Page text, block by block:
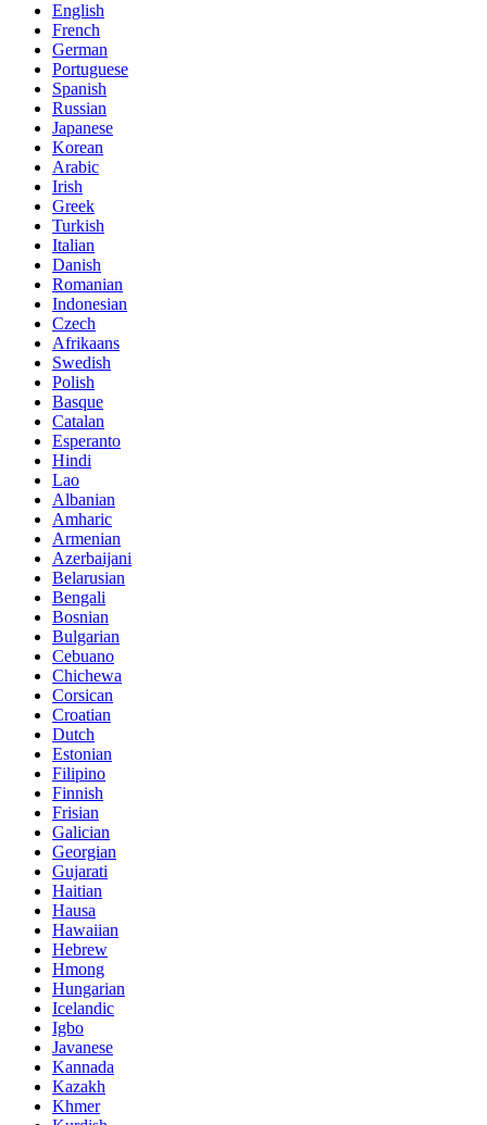
English
French
German
Portuguese
Spanish
Russian
Japanese
Korean
Arabic
Irish
Greek
Turkish
Italian
Danish
Romanian
Indonesian
Czech
Afrikaans
Swedish
Polish
Basque
Catalan
Esperanto
Hindi
Lao
Albanian
Amharic
Armenian
Azerbaijani
Belarusian
Bengali
Bosnian
Bulgarian
Cebuano
Chichewa
Corsican
Croatian
Dutch
Estonian
Filipino
Finnish
Frisian
Galician
Georgian
Gujarati
Haitian
Hausa
Hawaiian
Hebrew
Hmong
Hungarian
Icelandic
Igbo
Javanese
Kannada
Kazakh
Khmer